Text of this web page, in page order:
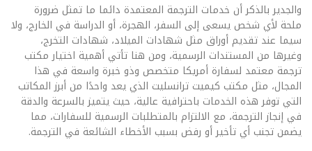
والجدير بالذكر أن خدمات الترجمة المعتمدة دائما ما تمثل ضرورة
ملحة لأي شخص يسعى إلى السفر، الهجرة، أو الدراسة في الخارج، ولا
سيما عند تقديم أوراق مثل شهادات الميلاد، شهادات التخرج،
وغيرها من المستندات الرسمية، ومن هنا تأتي أهمية اختيار مكتب
ترجمة معتمد لسفارة أمريكا متخصص وذو خبرة واسعة في هذا
المجال، مثل مكتب كيميت ترانسليت الذي يعد واحدًا من أبرز المكاتب
التي توفر هذه الخدمات باحترافية عالية، حيث يتميز بالسرعة والدقة
في إنجاز الترجمة، مع الالتزام بالمتطلبات الرسمية للسفارات، مما
يضمن تجنب أي تأخير أو رفض بسبب الأخطاء الشائعة في الترجمة.